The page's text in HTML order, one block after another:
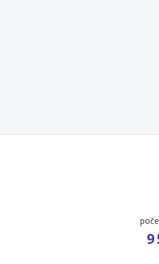
počet ponúk
9 544